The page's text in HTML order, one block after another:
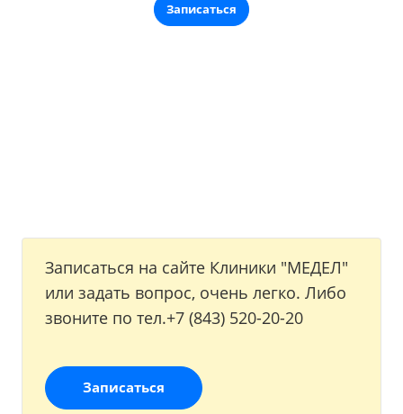
Записаться
Записаться на сайте Клиники "МЕДЕЛ"
или задать вопрос, очень легко. Либо
звоните по тел.+7 (843) 520-20-20
Записаться